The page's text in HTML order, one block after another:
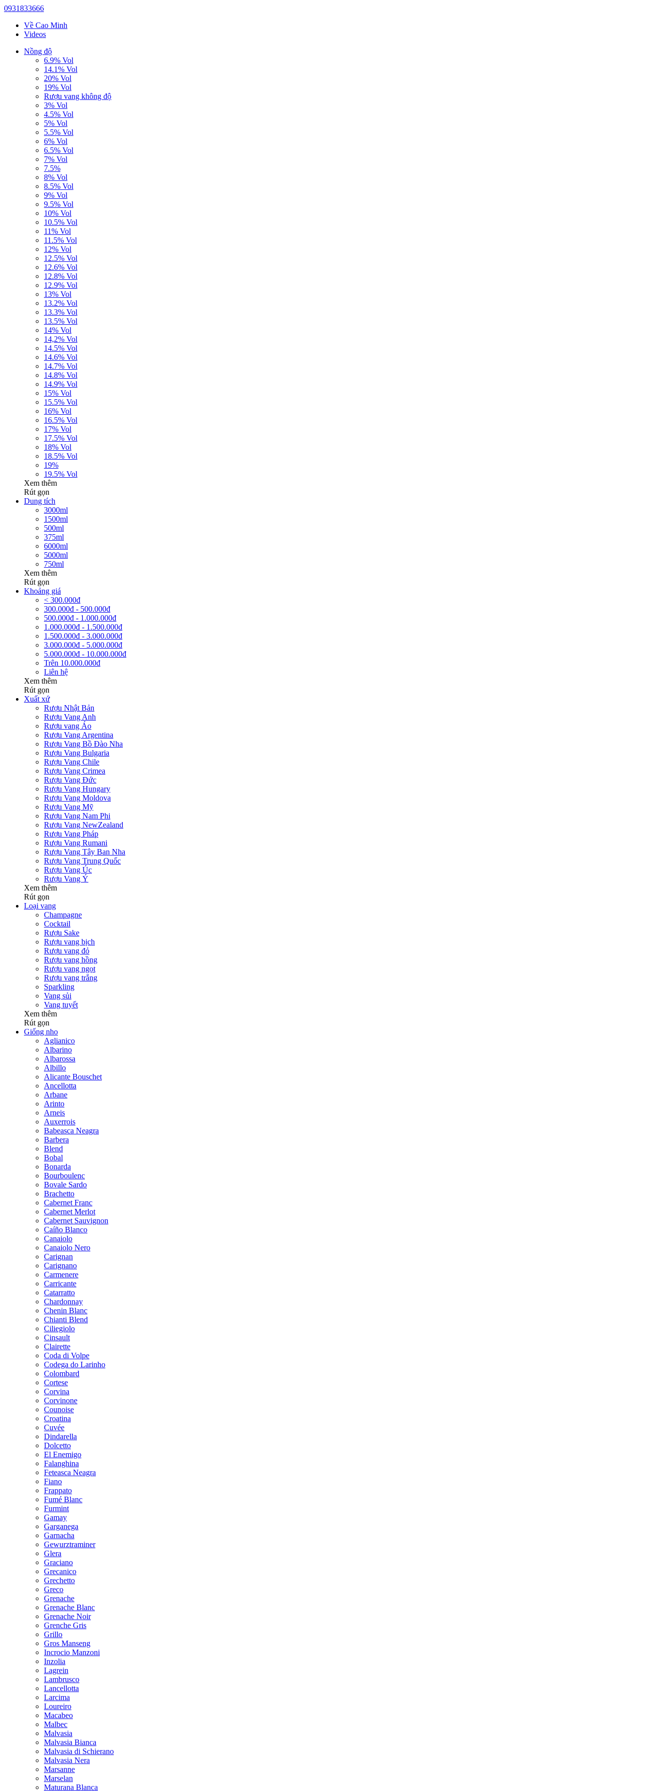
0931833666
Về Cao Minh
Videos
Nồng độ
6.9% Vol
14.1% Vol
20% Vol
19% Vol
Rượu vang không độ
3% Vol
4.5% Vol
5% Vol
5.5% Vol
6% Vol
6.5% Vol
7% Vol
7.5%
8% Vol
8.5% Vol
9% Vol
9.5% Vol
10% Vol
10.5% Vol
11% Vol
11.5% Vol
12% Vol
12.5% Vol
12.6% Vol
12.8% Vol
12.9% Vol
13% Vol
13.2% Vol
13.3% Vol
13.5% Vol
14% Vol
14,2% Vol
14.5% Vol
14.6% Vol
14.7% Vol
14.8% Vol
14.9% Vol
15% Vol
15.5% Vol
16% Vol
16.5% Vol
17% Vol
17.5% Vol
18% Vol
18.5% Vol
19%
19.5% Vol
Xem thêm
Rút gọn
Dung tích
3000ml
1500ml
500ml
375ml
6000ml
5000ml
750ml
Xem thêm
Rút gọn
Khoảng giá
< 300.000đ
300.000đ - 500.000đ
500.000đ - 1.000.000đ
1.000.000đ - 1.500.000đ
1.500.000đ - 3.000.000đ
3.000.000đ - 5.000.000đ
5.000.000đ - 10.000.000đ
Trên 10.000.000đ
Liên hệ
Xem thêm
Rút gọn
Xuất xứ
Rượu Nhật Bản
Rượu Vang Anh
Rượu vang Áo
Rượu Vang Argentina
Rượu Vang Bồ Đào Nha
Rượu Vang Bulgaria
Rượu Vang Chile
Rượu Vang Crimea
Rượu Vang Đức
Rượu Vang Hungary
Rượu Vang Moldova
Rượu Vang Mỹ
Rượu Vang Nam Phi
Rượu Vang NewZealand
Rượu Vang Pháp
Rượu Vang Rumani
Rượu Vang Tây Ban Nha
Rượu Vang Trung Quốc
Rượu Vang Úc
Rượu Vang Ý
Xem thêm
Rút gọn
Loại vang
Champagne
Cocktail
Rượu Sake
Rượu vang bịch
Rượu vang đỏ
Rượu vang hồng
Rượu vang ngọt
Rượu vang trắng
Sparkling
Vang sủi
Vang tuyết
Xem thêm
Rút gọn
Giống nho
Aglianico
Albarino
Albarossa
Albillo
Alicante Bouschet
Ancellotta
Arbane
Arinto
Arneis
Auxerrois
Babeasca Neagra
Barbera
Blend
Bobal
Bonarda
Bourboulenc
Bovale Sardo
Brachetto
Cabernet Franc
Cabernet Merlot
Cabernet Sauvignon
Caíño Blanco
Canaiolo
Canaiolo Nero
Carignan
Carignano
Carmenere
Carricante
Catarratto
Chardonnay
Chenin Blanc
Chianti Blend
Ciliegiolo
Cinsault
Clairette
Coda di Volpe
Codega do Larinho
Colombard
Cortese
Corvina
Corvinone
Counoise
Croatina
Cuvée
Dindarella
Dolcetto
El Enemigo
Falanghina
Feteasca Neagra
Fiano
Frappato
Fumé Blanc
Furmint
Gamay
Garganega
Garnacha
Gewurztraminer
Glera
Graciano
Grecanico
Grechetto
Greco
Grenache
Grenache Blanc
Grenache Noir
Grenche Gris
Grillo
Gros Manseng
Incrocio Manzoni
Inzolia
Lagrein
Lambrusco
Lancellotta
Larcima
Loureiro
Macabeo
Malbec
Malvasia
Malvasia Bianca
Malvasia di Schierano
Malvasia Nera
Marsanne
Marselan
Maturana Blanca